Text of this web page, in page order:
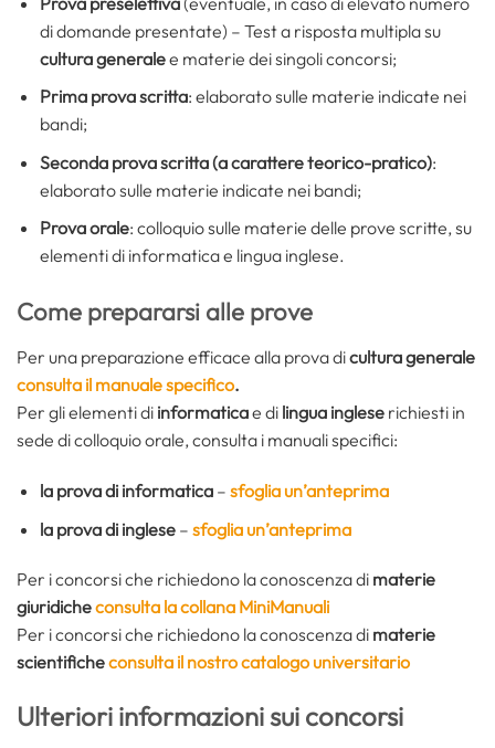
di domande presentate) – Test a risposta multipla su
cultura generalee materie dei singoli concorsi;
Prima prova scritta: elaborato sulle materie indicate nei
bandi;
Seconda prova scritta (a carattere teorico-pratico):
elaborato sulle materie indicate nei bandi;
Prova orale: colloquio sulle materie delle prove scritte, su
elementi di informatica e lingua inglese.
Come prepararsi alle prove
Per una preparazione efficace alla prova dicultura generale
consulta il manuale specifico.
Per gli elementi di informaticae di lingua inglese richiesti in
sede di colloquio orale, consulta i manuali specifici:
la prova di informatica– sfoglia un’anteprima
la prova di inglese– sfoglia un’anteprima
Per i concorsi che richiedono la conoscenza di materie
giuridicheconsulta la collana MiniManuali
Per i concorsi che richiedono la conoscenza di materie
scientificheconsulta il nostro catalogo universitario
Ulteriori informazioni sui concorsi